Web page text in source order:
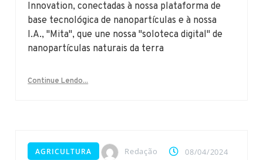
Innovation, conectadas à nossa plataforma de
base tecnológica de nanopartículas e à nossa
I.A., "Mita", que une nossa "soloteca digital" de
nanopartículas naturais da terra
Continue Lendo...
AGRICULTURA Redação 08/04/2024